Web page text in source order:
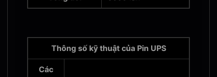
Thông số kỹ thuật của Pin UPS
Các